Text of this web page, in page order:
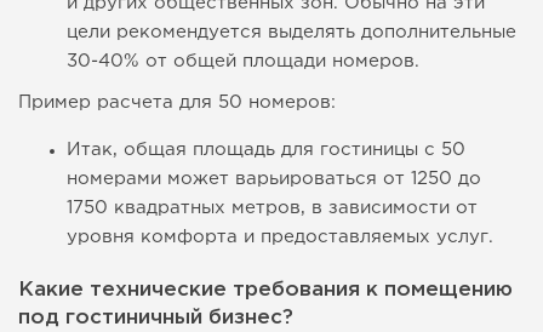
и других общественных зон. Обычно на эти
цели рекомендуется выделять дополнительные
30-40% от общей площади номеров.
Пример расчета для 50 номеров:
Итак, общая площадь для гостиницы с 50
номерами может варьироваться от 1250 до
1750 квадратных метров, в зависимости от
уровня комфорта и предоставляемых услуг.
Какие технические требования к помещению
под гостиничный бизнес?